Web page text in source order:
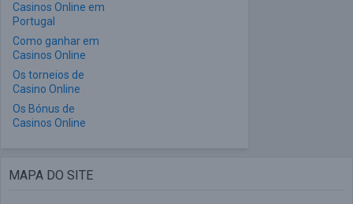
Casinos Online em
Portugal
Como ganhar em
Casinos Online
Os torneios de
Casino Online
Os Bónus de
Casinos Online
MAPA DO SITE